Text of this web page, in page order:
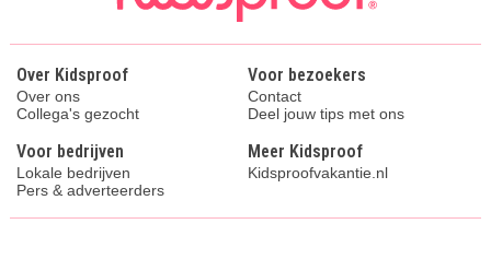
Over Kidsproof
Over ons
Collega's gezocht
Voor bezoekers
Contact
Deel jouw tips met ons
Voor bedrijven
Lokale bedrijven
Pers & adverteerders
Meer Kidsproof
Kidsproofvakantie.nl